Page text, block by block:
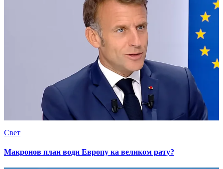
Свет
Макронов план води Европу ка великом рату?